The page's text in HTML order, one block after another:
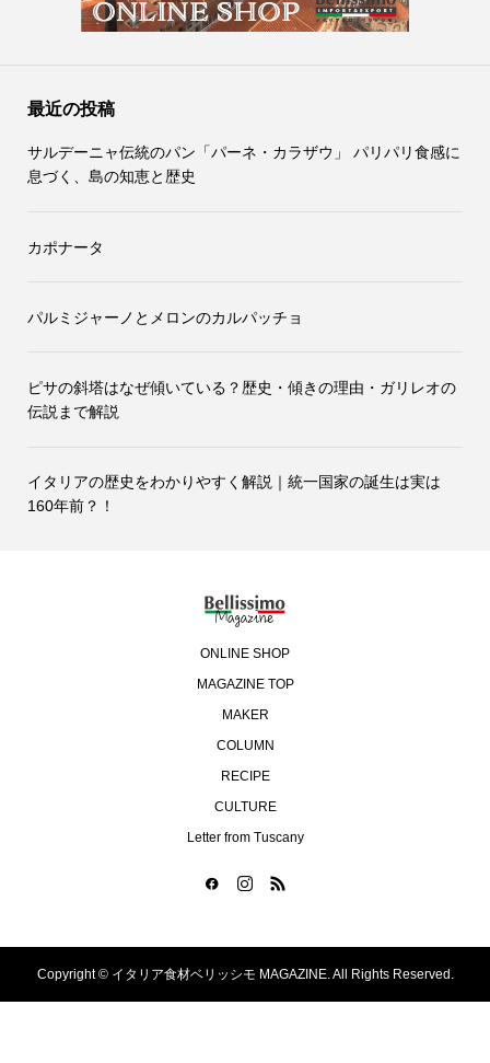
最近の投稿
サルデーニャ伝統のパン「パーネ・カラザウ」 パリパリ食感に
息づく、島の知恵と歴史
カポナータ
パルミジャーノとメロンのカルパッチョ
ピサの斜塔はなぜ傾いている？歴史・傾きの理由・ガリレオの
伝説まで解説
イタリアの歴史をわかりやすく解説｜統一国家の誕生は実は
160年前？！
ONLINE SHOP
MAGAZINE TOP
MAKER
COLUMN
RECIPE
CULTURE
Letter from Tuscany
Copyright ©イタリア食材ベリッシモ MAGAZINE. All Rights Reserved.